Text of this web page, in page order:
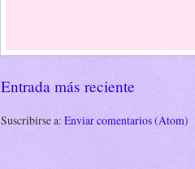
Entrada más reciente
Suscribirse a: Enviar comentarios (Atom)